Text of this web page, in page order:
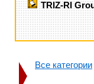
TRIZ-RI
Все категории